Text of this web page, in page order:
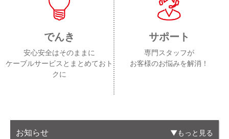
でんき
安心安全はそのままに
ケーブルサービスとまとめておト
クに
サポート
専門スタッフが
お客様のお悩みを解消！
お知らせ もっと見る